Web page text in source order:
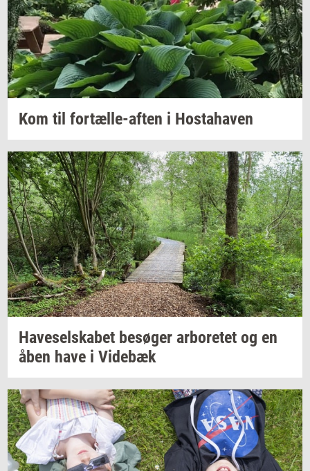
Kom til fortælle-​aften i Hosta­ha­ven
Ha­ve­sel­ska­bet be­sø­ger ar­bo­re­tet og en
åben have i Vi­de­bæk